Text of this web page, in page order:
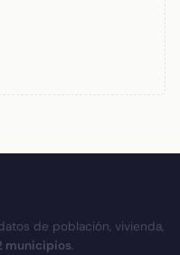
de población, vivienda,
municipios.